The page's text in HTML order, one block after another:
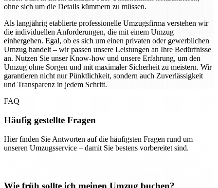
ohne sich um die Details kümmern zu müssen.
Als langjährig etablierte professionelle Umzugsfirma verstehen wir
die individuellen Anforderungen, die mit einem Umzug
einhergehen. Egal, ob es sich um einen privaten oder gewerblichen
Umzug handelt – wir passen unsere Leistungen an Ihre Bedürfnisse
an. Nutzen Sie unser Know-how und unsere Erfahrung, um den
Umzug ohne Sorgen und mit maximaler Sicherheit zu meistern. Wir
garantieren nicht nur Pünktlichkeit, sondern auch Zuverlässigkeit
und Transparenz in jedem Schritt.
FAQ
Häufig gestellte Fragen
Hier finden Sie Antworten auf die häufigsten Fragen rund um
unseren Umzugsservice – damit Sie bestens vorbereitet sind.
Wie früh sollte ich meinen Umzug buchen?